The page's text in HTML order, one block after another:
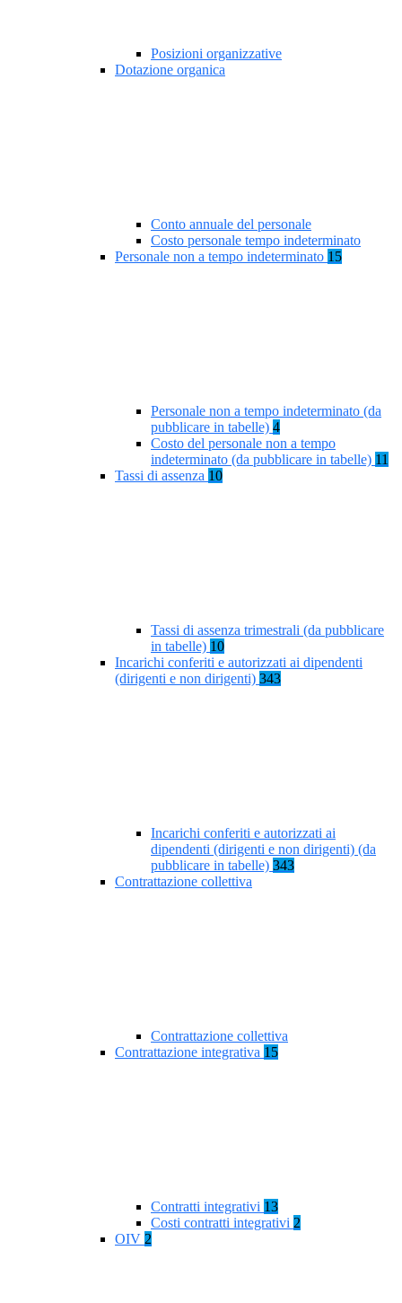
Posizioni organizzative
Dotazione organica
Conto annuale del personale
Costo personale tempo indeterminato
Personale non a tempo indeterminato 15
Personale non a tempo indeterminato (da
pubblicare in tabelle) 4
Costo del personale non a tempo
indeterminato (da pubblicare in tabelle) 11
Tassi di assenza 10
Tassi di assenza trimestrali (da pubblicare
in tabelle) 10
Incarichi conferiti e autorizzati ai dipendenti
(dirigenti e non dirigenti) 343
Incarichi conferiti e autorizzati ai
dipendenti (dirigenti e non dirigenti) (da
pubblicare in tabelle) 343
Contrattazione collettiva
Contrattazione collettiva
Contrattazione integrativa 15
Contratti integrativi 13
Costi contratti integrativi 2
OIV 2